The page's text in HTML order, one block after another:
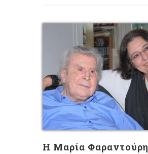
Η Μαρία Φαραντούρη